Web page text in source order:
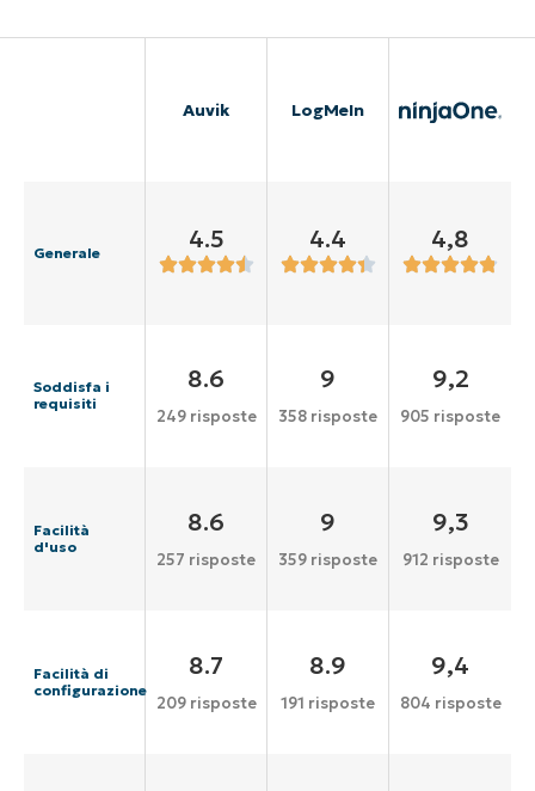
Auvik LogMeIn
Generale 4.5 4.4 4,8
Soddisfa i
requisiti
8.6
249 risposte
9
358 risposte
9,2
905 risposte
Facilità
d'uso
8.6
257 risposte
9
359 risposte
9,3
912 risposte
Facilità di
configurazione
8.7
209 risposte
8.9
191 risposte
9,4
804 risposte